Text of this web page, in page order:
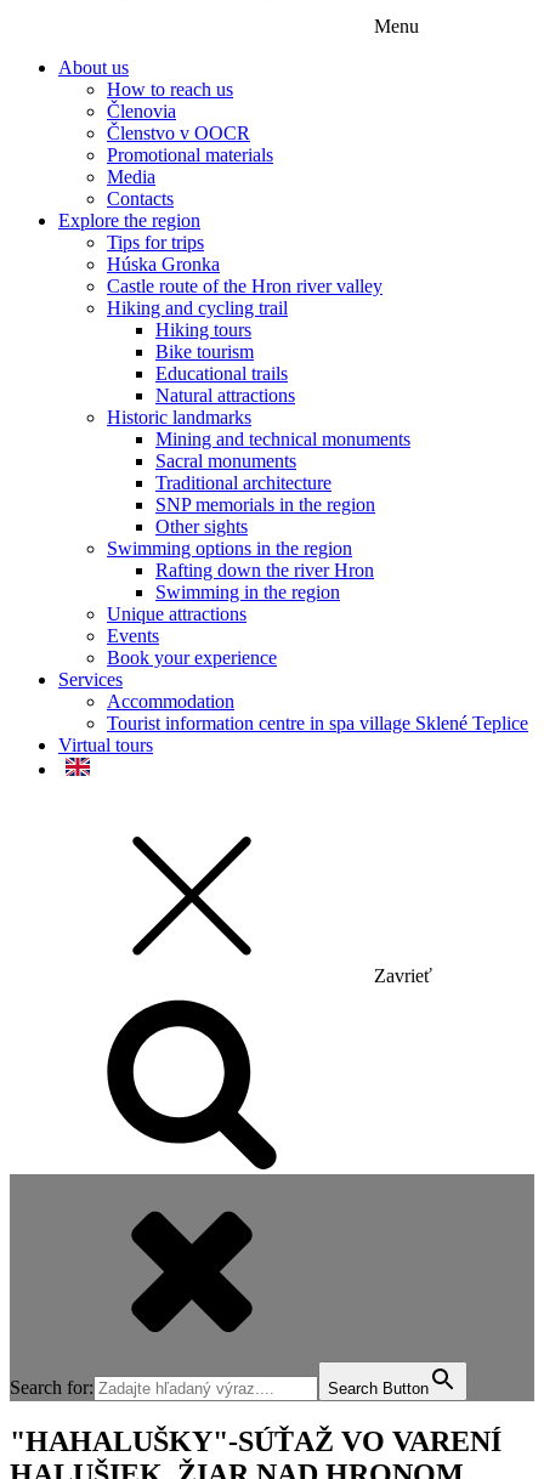
Menu
About us
How to reach us
Členovia
Členstvo v OOCR
Promotional materials
Media
Contacts
Explore the region
Tips for trips
Húska Gronka
Castle route of the Hron river valley
Hiking and cycling trail
Hiking tours
Bike tourism
Educational trails
Natural attractions
Historic landmarks
Mining and technical monuments
Sacral monuments
Traditional architecture
SNP memorials in the region
Other sights
Swimming options in the region
Rafting down the river Hron
Swimming in the region
Unique attractions
Events
Book your experience
Services
Accommodation
Tourist information centre in spa village Sklené Teplice
Virtual tours
Zavrieť
Search for: Search Button
"HAHALUŠKY"-SÚŤAŽ VO VARENÍ